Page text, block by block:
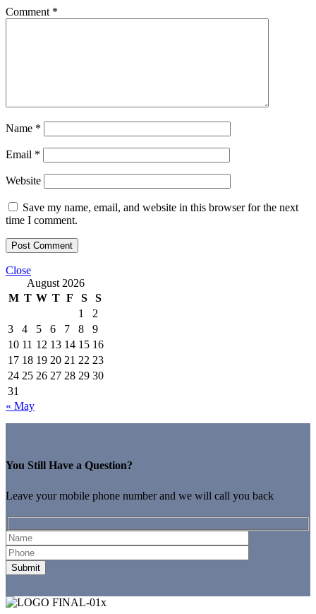
Comment *
Name *
Email *
Website
Save my name, email, and website in this browser for the next
time I comment.
Close
August 2026
M T W T F S
S
1
2
3
4 5 6 7 8
9
10 11 12 13 14 15 16
17 18 19 20 21 22 23
24 25 26 27 28 29 30
31
« May
You Still Have a Question?
Leave your mobile phone number and we will call you back